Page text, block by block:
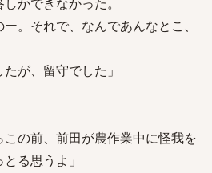
。それで、なんであんなとこ、
が、留守でした」
この前、前田が農作業中に怪我を
る思うよ」